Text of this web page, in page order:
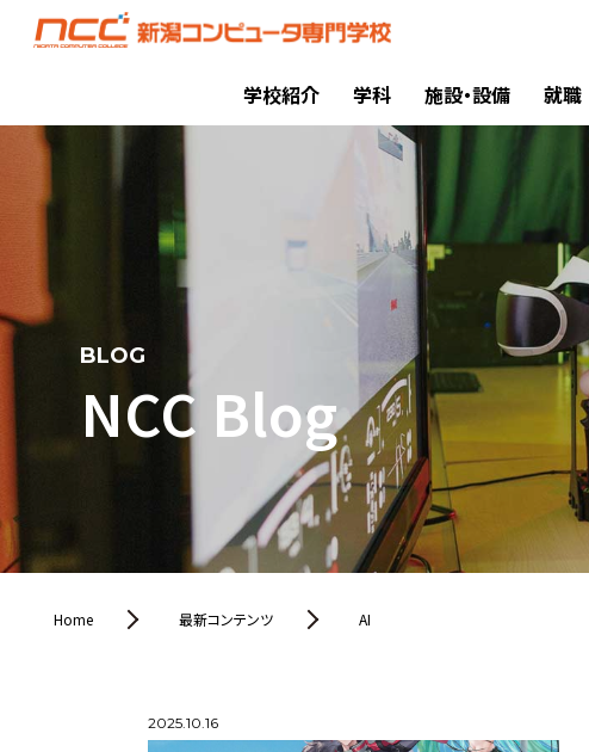
学校紹介 学科 施設・設備 就職
BLOG
NCC Blog
Home 最新コンテンツ AI
2025.10.16